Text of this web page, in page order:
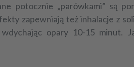
potocznie „parówkami” są
zapewniają też inhalacje z
opary 10-15 minut.